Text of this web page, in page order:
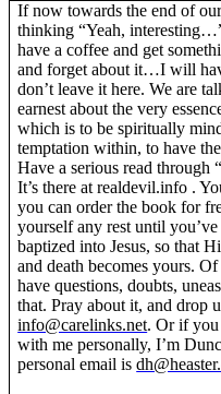
If now towards the end of
thinking “Yeah,
have a coffee and get
and forget about it…I will
don’t leave it here. We are
earnest about the very
which is to be spiritually
temptation within, to have
Have a serious read through
It’s there at realdevil.info .
you can order the book for
yourself any rest until
baptized into Jesus, so that
and death becomes yours.
have questions, doubts,
that. Pray about it, and drop
info@carelinks.net. Or if
with me personally, I’m
personal email is